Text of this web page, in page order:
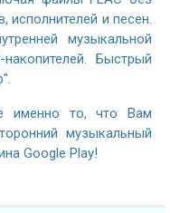
исполнителей и песен.
музыкальной
Быстрый
именно то, что Вам
музыкальный
Google Play!